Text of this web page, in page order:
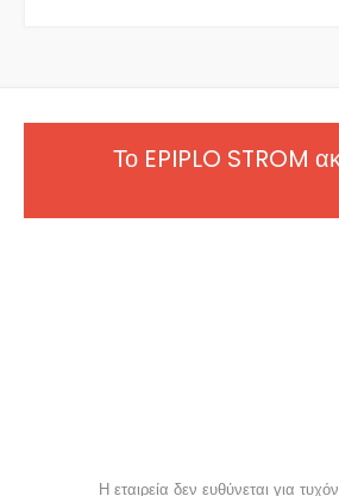
Το EPIPLO STROM
Η εταιρεία δεν ευθύνεται για